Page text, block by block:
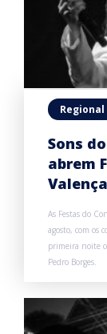
Regional
Sons
abrem
Valença
As Festas do
agosto, com os
primeira noite
Pedro Borges.